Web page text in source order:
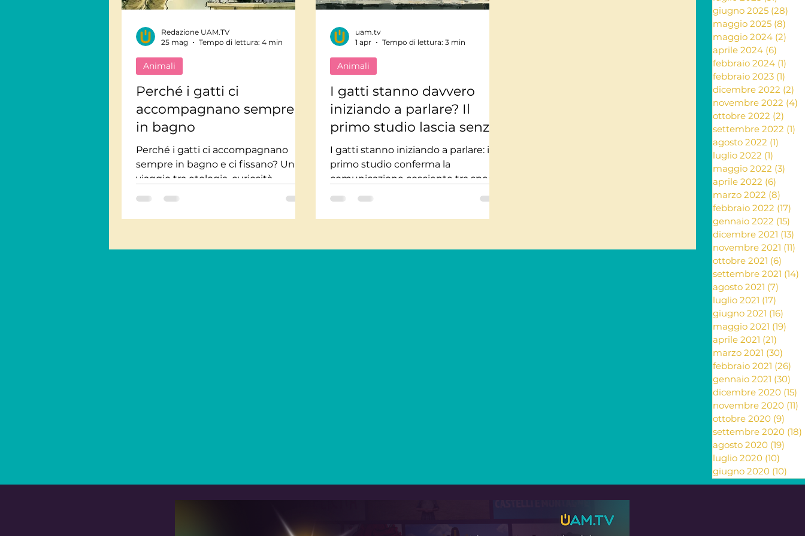
Viaggi Consapevoli Mindfulnes e Olismo
Personaggi Interviste impossibili Misteri Tecnologia
Giornate Mondiali Salute Medicina Interviste
Audiolibri
Perché i gatti ci
accompagnano sempre
in bagno
Perché i gatti ci accompagnano
sempre in bagno e ci fissano? Un
viaggio tra etologia, curiosità
scientifiche e ironia, con consigli e
UAM.TV.
Animali
Redazione UAM.TV
25 mag
Tempo di lettura: 4 min
I gatti stanno davvero
iniziando a parlare? Il
primo studio lascia senza
parole
I gatti stanno iniziando a parlare: il
primo studio conferma la
comunicazione cosciente tra specie.
Un esperimento internazionale
e animale potrebbe essere più
Animali
uam.tv
1 apr
Tempo di lettura: 3 min
giugno 2025 (28)
maggio 2025 (8)
maggio 2024 (2)
aprile 2024 (6)
febbraio 2024 (1)
febbraio 2023 (1)
dicembre 2022 (2)
novembre 2022 (4)
ottobre 2022 (2)
settembre 2022 (1)
agosto 2022 (1)
luglio 2022 (1)
maggio 2022 (3)
aprile 2022 (6)
marzo 2022 (8)
febbraio 2022 (17)
gennaio 2022 (15)
dicembre 2021 (13)
novembre 2021 (11)
ottobre 2021 (6)
settembre 2021 (14)
agosto 2021 (7)
luglio 2021 (17)
giugno 2021 (16)
maggio 2021 (19)
aprile 2021 (21)
marzo 2021 (30)
febbraio 2021 (26)
gennaio 2021 (30)
dicembre 2020 (15)
novembre 2020 (11)
ottobre 2020 (9)
settembre 2020 (18)
agosto 2020 (19)
luglio 2020 (10)
giugno 2020 (10)